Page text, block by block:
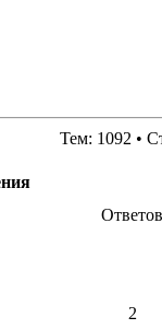
Тем: 1092 •
Ответов
2